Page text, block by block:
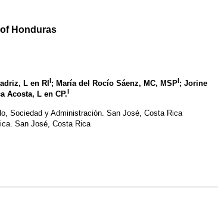
Honduras
L en RII; María del Rocío Sáenz, MC, MSPI; Jorine
Acosta, L en CP.I
Sociedad y Administración. San José, Costa Rica
San José, Costa Rica